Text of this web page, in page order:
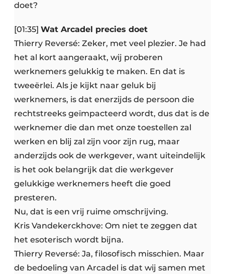
doet?
[01:35] Wat Arcadel precies doet
Thierry Reversé: Zeker, met veel plezier. Je had
het al kort aangeraakt, wij proberen
werknemers gelukkig te maken. En dat is
tweeërlei. Als je kijkt naar geluk bij
werknemers, is dat enerzijds de persoon die
rechtstreeks geïmpacteerd wordt, dus dat is de
werknemer die dan met onze toestellen zal
werken en blij zal zijn voor zijn rug, maar
anderzijds ook de werkgever, want uiteindelijk
is het ook belangrijk dat die werkgever
gelukkige werknemers heeft die goed
presteren.
Nu, dat is een vrij ruime omschrijving.
Kris Vandekerckhove: Om niet te zeggen dat
het esoterisch wordt bijna.
Thierry Reversé: Ja, filosofisch misschien. Maar
de bedoeling van Arcadel is dat wij samen met